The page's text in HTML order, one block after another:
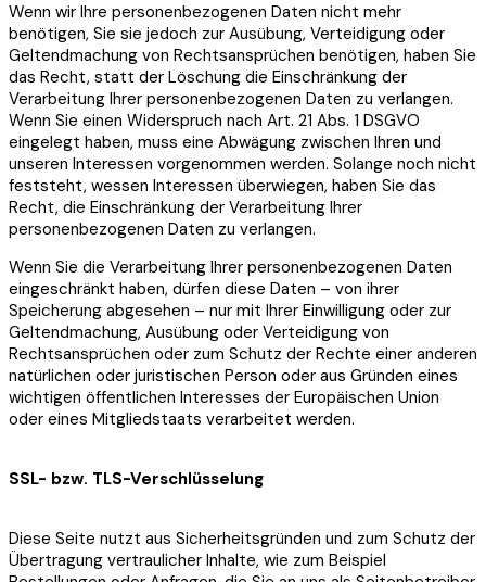
Wenn wir Ihre personenbezogenen Daten nicht mehr
benötigen, Sie sie jedoch zur Ausübung, Verteidigung oder
Geltendmachung von Rechtsansprüchen benötigen, haben Sie
das Recht, statt der Löschung die Einschränkung der
Verarbeitung Ihrer personenbezogenen Daten zu verlangen.
Wenn Sie einen Widerspruch nach Art. 21 Abs. 1 DSGVO
eingelegt haben, muss eine Abwägung zwischen Ihren und
unseren Interessen vorgenommen werden. Solange noch nicht
feststeht, wessen Interessen überwiegen, haben Sie das
Recht, die Einschränkung der Verarbeitung Ihrer
personenbezogenen Daten zu verlangen.
Wenn Sie die Verarbeitung Ihrer personenbezogenen Daten
eingeschränkt haben, dürfen diese Daten – von ihrer
Speicherung abgesehen – nur mit Ihrer Einwilligung oder zur
Geltendmachung, Ausübung oder Verteidigung von
Rechtsansprüchen oder zum Schutz der Rechte einer anderen
natürlichen oder juristischen Person oder aus Gründen eines
wichtigen öffentlichen Interesses der Europäischen Union
oder eines Mitgliedstaats verarbeitet werden.
SSL- bzw. TLS-Verschlüsselung
Diese Seite nutzt aus Sicherheitsgründen und zum Schutz der
Übertragung vertraulicher Inhalte, wie zum Beispiel